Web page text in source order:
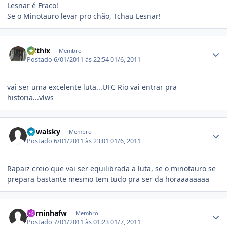
Lesnar é Fraco!
Se o Minotauro levar pro chão, Tchau Lesnar!
thithix Membro
Postado6/01/2011 às 22:5401/6, 2011
vai ser uma excelente luta...UFC Rio vai entrar pra
historia...vlws
Kowalsky Membro
Postado6/01/2011 às 23:0101/6, 2011
Rapaiz creio que vai ser equilibrada a luta, se o minotauro se
prepara bastante mesmo tem tudo pra ser da horaaaaaaaa
perninhafw Membro
Postado7/01/2011 às 01:2301/7, 2011